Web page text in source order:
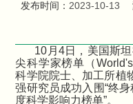
发布时间： 2023-10-13
10月4日，美国斯
尖科学家榜单（
科学院院士、加工所植
强研究员成功入围“终
度科学影响力榜单”。